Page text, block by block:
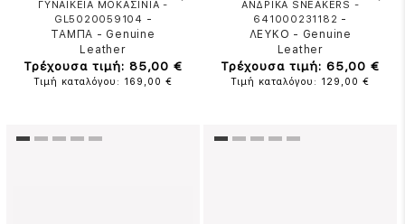
ΓΥΝΑΙΚΕΙΑ ΜΟΚΑΣΙΝΙΑ -
GL5020059104 -
ΤΑΜΠΑ - Genuine
Leather
Τρέχουσα τιμή: 85,00 €
Τιμή καταλόγου: 169,00 €
ΑΝΔΡΙΚΑ SNEAKERS -
641000231182 -
ΛΕΥΚΟ - Genuine
Leather
Τρέχουσα τιμή: 65,00 €
Τιμή καταλόγου: 129,00 €